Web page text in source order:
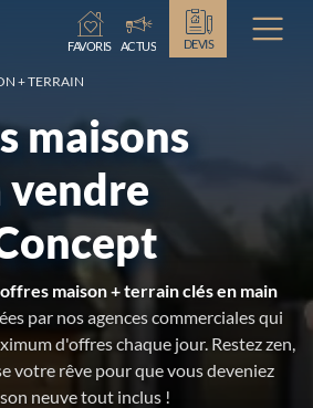
Chargement...
FAVORIS
ACTUS DEVIS
+ TERRAIN
maisons
vendre
offres maison + terrain clés en main
par nos agences commerciales qui
d'offres chaque jour. Restez zen,
votre rêve pour que vous deveniez
neuve tout inclus !